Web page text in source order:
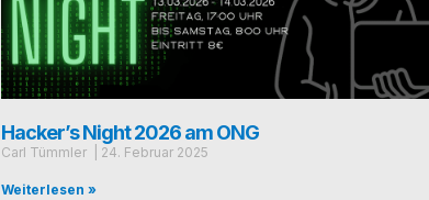
Hacker’s Night 2026 am ONG
Carl Tümmler 24. Febru­ar 2025
Weiterlesen »